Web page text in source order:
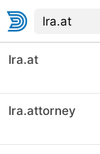
lra.at
lra.attorney